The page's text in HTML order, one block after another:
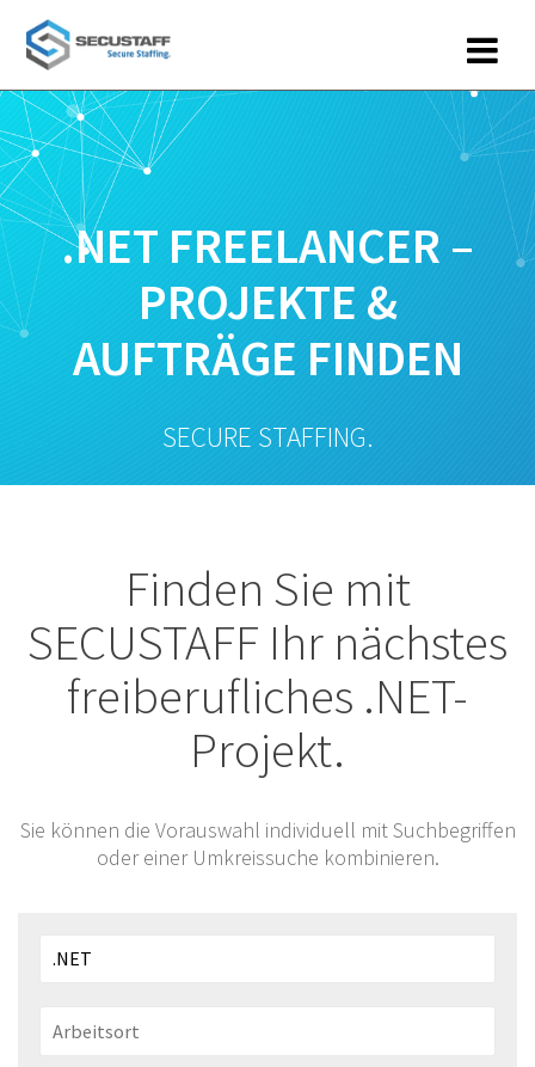
.NET FREELANCER –
PROJEKTE &
AUFTRÄGE FINDEN
SECURE STAFFING.
Finden Sie mit
SECUSTAFF Ihr nächstes
freiberufliches .NET-
Projekt.
Sie können die Vorauswahl individuell mit Suchbegriffen
oder einer Umkreissuche kombinieren.